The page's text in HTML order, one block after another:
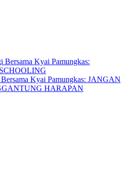
Bersama Kyai Pamungkas:
Kyai Pamungkas: JANGAN
HARAPAN